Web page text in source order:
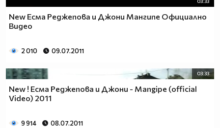
03:33
New Есма Реджепова и Джони Мангипе Официално
Видео
2 010 09.07.2011
03:33
New ! Есма Реджепова и Джони - Mangipe (official
Video) 2011
9 914 08.07.2011